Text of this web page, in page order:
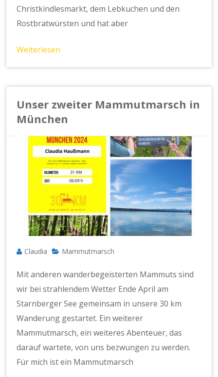
Christkindlesmarkt, dem Lebkuchen und den
Rostbratwürsten und hat aber
Weiterlesen
Unser zweiter Mammutmarsch in
München
Claudia Mammutmarsch
Mit anderen wanderbegeisterten Mammuts sind
wir bei strahlendem Wetter Ende April am
Starnberger See gemeinsam in unsere 30 km
Wanderung gestartet. Ein weiterer
Mammutmarsch, ein weiteres Abenteuer, das
darauf wartete, von uns bezwungen zu werden.
Für mich ist ein Mammutmarsch